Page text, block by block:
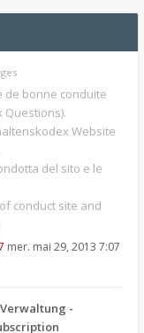
de bonne conduite
Questions).
Website
del sito e le
conduct site and
mer. mai 29, 2013 7:07
-